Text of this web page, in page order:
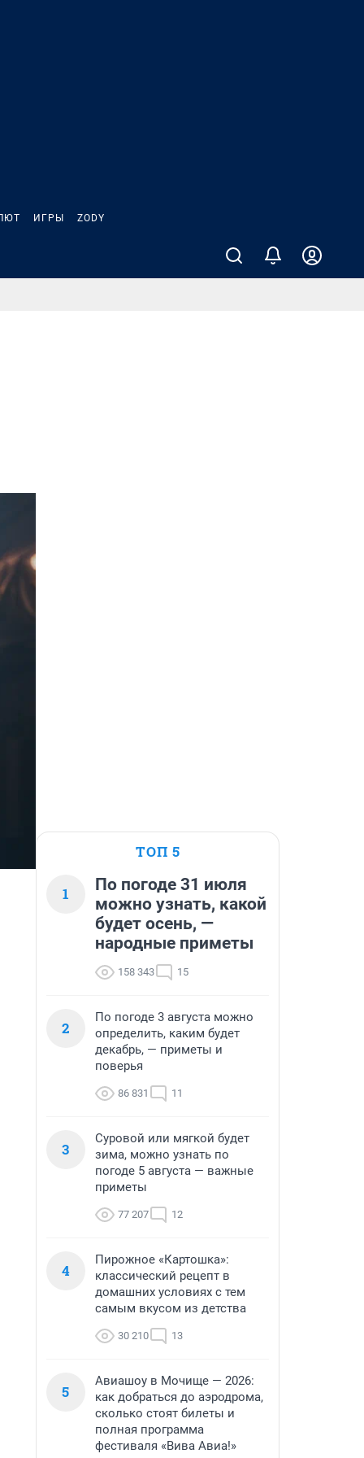
ИГРЫ ZODY
ТОП 5
1
По погоде 31 июля
можно узнать, какой
будет осень, —
народные приметы
158 343 15
2
По погоде 3 августа можно
определить, каким будет
декабрь, — приметы и
поверья
86 831 11
3
Суровой или мягкой будет
зима, можно узнать по
погоде 5 августа — важные
приметы
77 207 12
4
Пирожное «Картошка»:
классический рецепт в
домашних условиях с тем
самым вкусом из детства
30 210 13
5
Авиашоу в Мочище — 2026:
как добраться до аэродрома,
сколько стоят билеты и
полная программа
фестиваля «Вива Авиа!»